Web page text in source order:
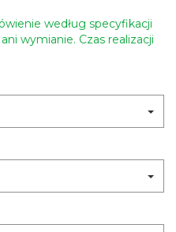
według specyfikacji
wymianie. Czas realizacji